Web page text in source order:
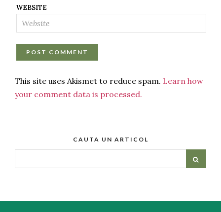
WEBSITE
This site uses Akismet to reduce spam. Learn how
your comment data is processed.
CAUTA UN ARTICOL